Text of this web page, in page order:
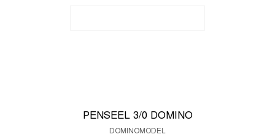
PENSEEL 3/0 DOMINO
DOMINOMODEL